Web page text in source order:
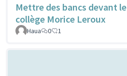
Mettre des bancs devant le
collège Morice Leroux
Haua
0 1